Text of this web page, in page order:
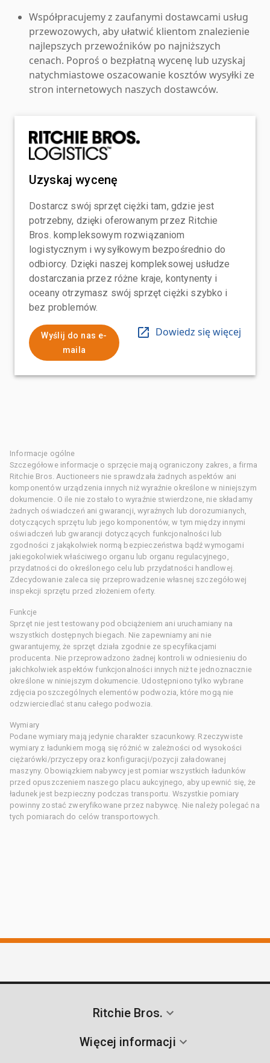
Współpracujemy z zaufanymi dostawcami usług
przewozowych, aby ułatwić klientom znalezienie
najlepszych przewoźników po najniższych
cenach. Poproś o bezpłatną wycenę lub uzyskaj
natychmiastowe oszacowanie kosztów wysyłki ze
stron internetowych naszych dostawców.
Uzyskaj wycenę
Dostarcz swój sprzęt ciężki tam, gdzie jest
potrzebny, dzięki oferowanym przez Ritchie
Bros. kompleksowym rozwiązaniom
logistycznym i wysyłkowym bezpośrednio do
odbiorcy. Dzięki naszej kompleksowej usłudze
dostarczania przez różne kraje, kontynenty i
oceany otrzymasz swój sprzęt ciężki szybko i
bez problemów.
Wyślij do nas e-
maila
Dowiedz się więcej
Informacje ogólne
Szczegółowe informacje o sprzęcie mają ograniczony zakres, a firma
Ritchie Bros. Auctioneers nie sprawdzała żadnych aspektów ani
komponentów urządzenia innych niż wyraźnie określone w niniejszym
dokumencie. O ile nie zostało to wyraźnie stwierdzone, nie składamy
żadnych oświadczeń ani gwarancji, wyraźnych lub dorozumianych,
dotyczących sprzętu lub jego komponentów, w tym między innymi
oświadczeń lub gwarancji dotyczących funkcjonalności lub
zgodności z jakąkolwiek normą bezpieczeństwa bądź wymogami
jakiegokolwiek właściwego organu lub organu regulacyjnego,
przydatności do określonego celu lub przydatności handlowej.
Zdecydowanie zaleca się przeprowadzenie własnej szczegółowej
inspekcji sprzętu przed złożeniem oferty.
Funkcje
Sprzęt nie jest testowany pod obciążeniem ani uruchamiany na
wszystkich dostępnych biegach. Nie zapewniamy ani nie
gwarantujemy, że sprzęt działa zgodnie ze specyfikacjami
producenta. Nie przeprowadzono żadnej kontroli w odniesieniu do
jakichkolwiek aspektów funkcjonalności innych niż te jednoznacznie
określone w niniejszym dokumencie. Udostępniono tylko wybrane
zdjęcia poszczególnych elementów podwozia, które mogą nie
odzwierciedlać stanu całego podwozia.
Wymiary
Podane wymiary mają jedynie charakter szacunkowy. Rzeczywiste
wymiary z ładunkiem mogą się różnić w zależności od wysokości
ciężarówki/przyczepy oraz konfiguracji/pozycji załadowanej
maszyny. Obowiązkiem nabywcy jest pomiar wszystkich ładunków
przed opuszczeniem naszego placu aukcyjnego, aby upewnić się, że
ładunek jest bezpieczny podczas transportu. Wszystkie pomiary
powinny zostać zweryfikowane przez nabywcę. Nie należy polegać na
tych pomiarach do celów transportowych.
Ritchie Bros.
Więcej informacji